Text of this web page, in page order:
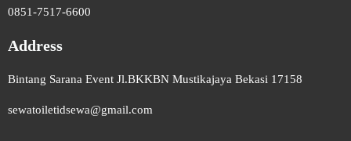
0851-7517-6600
Address
Bintang Sarana Event Jl.BKKBN Mustikajaya Bekasi 17158
sewatoiletidsewa@gmail.com